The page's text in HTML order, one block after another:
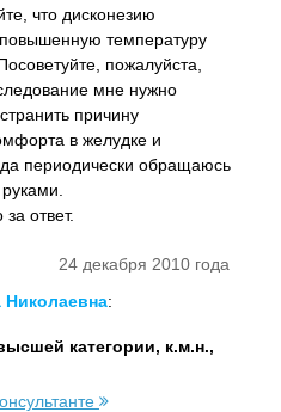
что дисконезию
температуру
пожалуйста,
мне нужно
причину
в желудке и
периодически обращаюсь
ответ.
24 декабря 2010 года
:
категории, к.м.н.,